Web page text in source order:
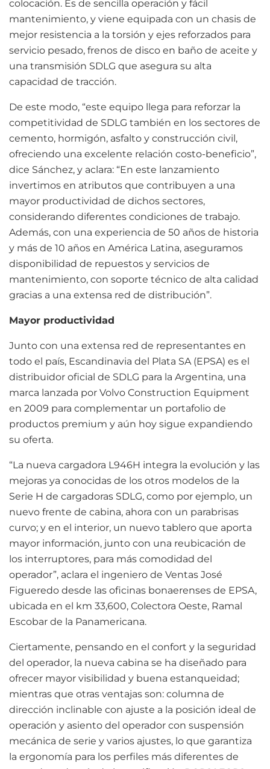
colocación. Es de sencilla operación y fácil
mantenimiento, y viene equipada con un chasis de
mejor resistencia a la torsión y ejes reforzados para
servicio pesado, frenos de disco en baño de aceite y
una transmisión SDLG que asegura su alta
capacidad de tracción.
De este modo, “este equipo llega para reforzar la
competitividad de SDLG también en los sectores de
cemento, hormigón, asfalto y construcción civil,
ofreciendo una excelente relación costo-beneficio”,
dice Sánchez, y aclara: “En este lanzamiento
invertimos en atributos que contribuyen a una
mayor productividad de dichos sectores,
considerando diferentes condiciones de trabajo.
Además, con una experiencia de 50 años de historia
y más de 10 años en América Latina, aseguramos
disponibilidad de repuestos y servicios de
mantenimiento, con soporte técnico de alta calidad
gracias a una extensa red de distribución”.
Mayor productividad
Junto con una extensa red de representantes en
todo el país, Escandinavia del Plata SA (EPSA) es el
distribuidor oficial de SDLG para la Argentina, una
marca lanzada por Volvo Construction Equipment
en 2009 para complementar un portafolio de
productos premium y aún hoy sigue expandiendo
su oferta.
“La nueva cargadora L946H integra la evolución y las
mejoras ya conocidas de los otros modelos de la
Serie H de cargadoras SDLG, como por ejemplo, un
nuevo frente de cabina, ahora con un parabrisas
curvo; y en el interior, un nuevo tablero que aporta
mayor información, junto con una reubicación de
los interruptores, para más comodidad del
operador”, aclara el ingeniero de Ventas José
Figueredo desde las oficinas bonaerenses de EPSA,
ubicada en el km 33,600, Colectora Oeste, Ramal
Escobar de la Panamericana.
Ciertamente, pensando en el confort y la seguridad
del operador, la nueva cabina se ha diseñado para
ofrecer mayor visibilidad y buena estanqueidad;
mientras que otras ventajas son: columna de
dirección inclinable con ajuste a la posición ideal de
operación y asiento del operador con suspensión
mecánica de serie y varios ajustes, lo que garantiza
la ergonomía para los perfiles más diferentes de